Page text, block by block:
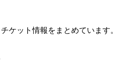
ケット情報をまとめています。